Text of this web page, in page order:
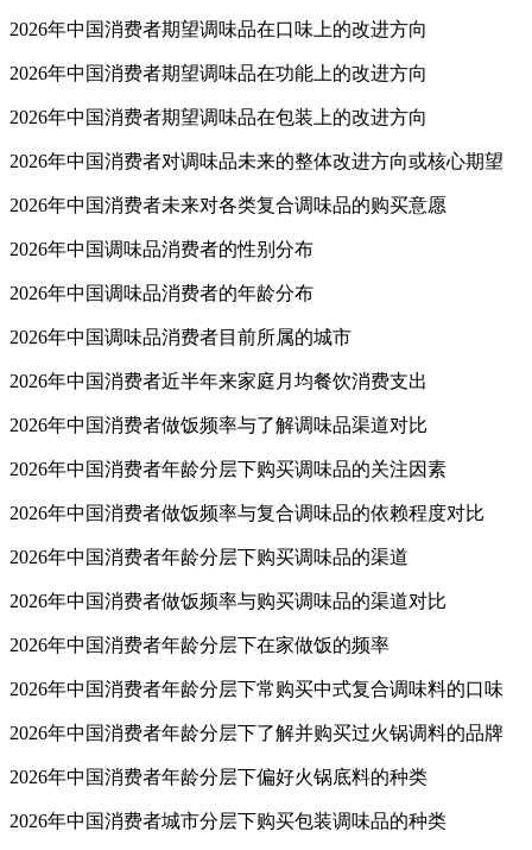
2026年中国消费者期望调味品在口味上的改进方向
2026年中国消费者期望调味品在功能上的改进方向
2026年中国消费者期望调味品在包装上的改进方向
2026年中国消费者对调味品未来的整体改进方向或核心期望
2026年中国消费者未来对各类复合调味品的购买意愿
2026年中国调味品消费者的性别分布
2026年中国调味品消费者的年龄分布
2026年中国调味品消费者目前所属的城市
2026年中国消费者近半年来家庭月均餐饮消费支出
2026年中国消费者做饭频率与了解调味品渠道对比
2026年中国消费者年龄分层下购买调味品的关注因素
2026年中国消费者做饭频率与复合调味品的依赖程度对比
2026年中国消费者年龄分层下购买调味品的渠道
2026年中国消费者做饭频率与购买调味品的渠道对比
2026年中国消费者年龄分层下在家做饭的频率
2026年中国消费者年龄分层下常购买中式复合调味料的口味
2026年中国消费者年龄分层下了解并购买过火锅调料的品牌
2026年中国消费者年龄分层下偏好火锅底料的种类
2026年中国消费者城市分层下购买包装调味品的种类